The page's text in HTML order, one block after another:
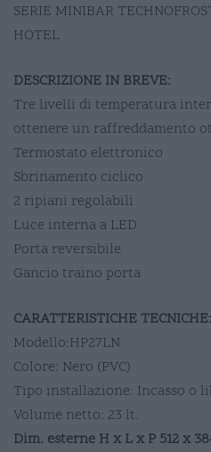
SERIE MINIBAR
HOTEL
DESCRIZIONE IN BREVE:
Tre livelli di temperatura
ottenere un raffreddamento
Termostato elettronico
Sbrinamento ciclico
2 ripiani regolabili
Luce interna a LED
Porta reversibile
Gancio traino porta
CARATTERISTICHE TECNICHE:
Modello:HP27LN
Colore: Nero (PVC)
Tipo installazione: Incasso o
Volume netto: 23 lt.
Dim. esterne H x L x P 512 x